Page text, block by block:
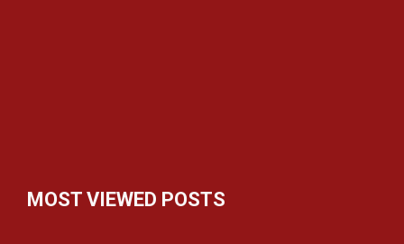
MOST VIEWED POSTS